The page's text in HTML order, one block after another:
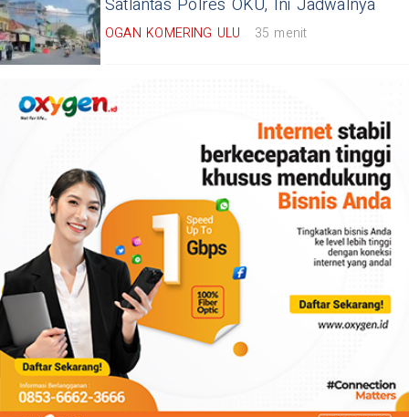
Satlantas Polres OKU, Ini Jadwalnya
OGAN KOMERING ULU 35 menit